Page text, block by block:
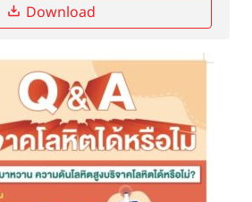
Download